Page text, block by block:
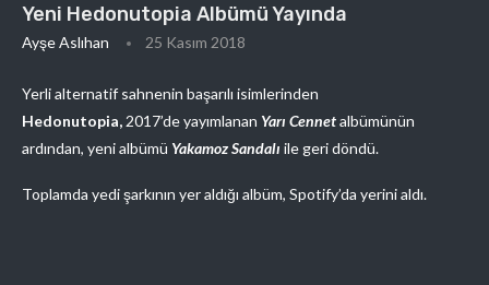
Yeni Hedonutopia Albümü Yayında
Ayşe Aslıhan 25 Kasım 2018
Yerli alternatif sahnenin başarılı isimlerinden
Hedonutopia, 2017’de yayımlanan Yarı Cennetalbümünün
ardından, yeni albümü Yakamoz Sandalı ile geri döndü.
Toplamda yedi şarkının yer aldığı albüm, Spotify’da yerini aldı.